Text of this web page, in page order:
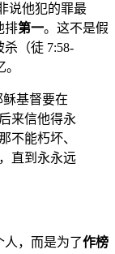
说他犯的罪最
排第一。这不是假
（徒 7:58-
稣基督要在
来信他得永
不能朽坏、
直到永永远
，而是为了作榜